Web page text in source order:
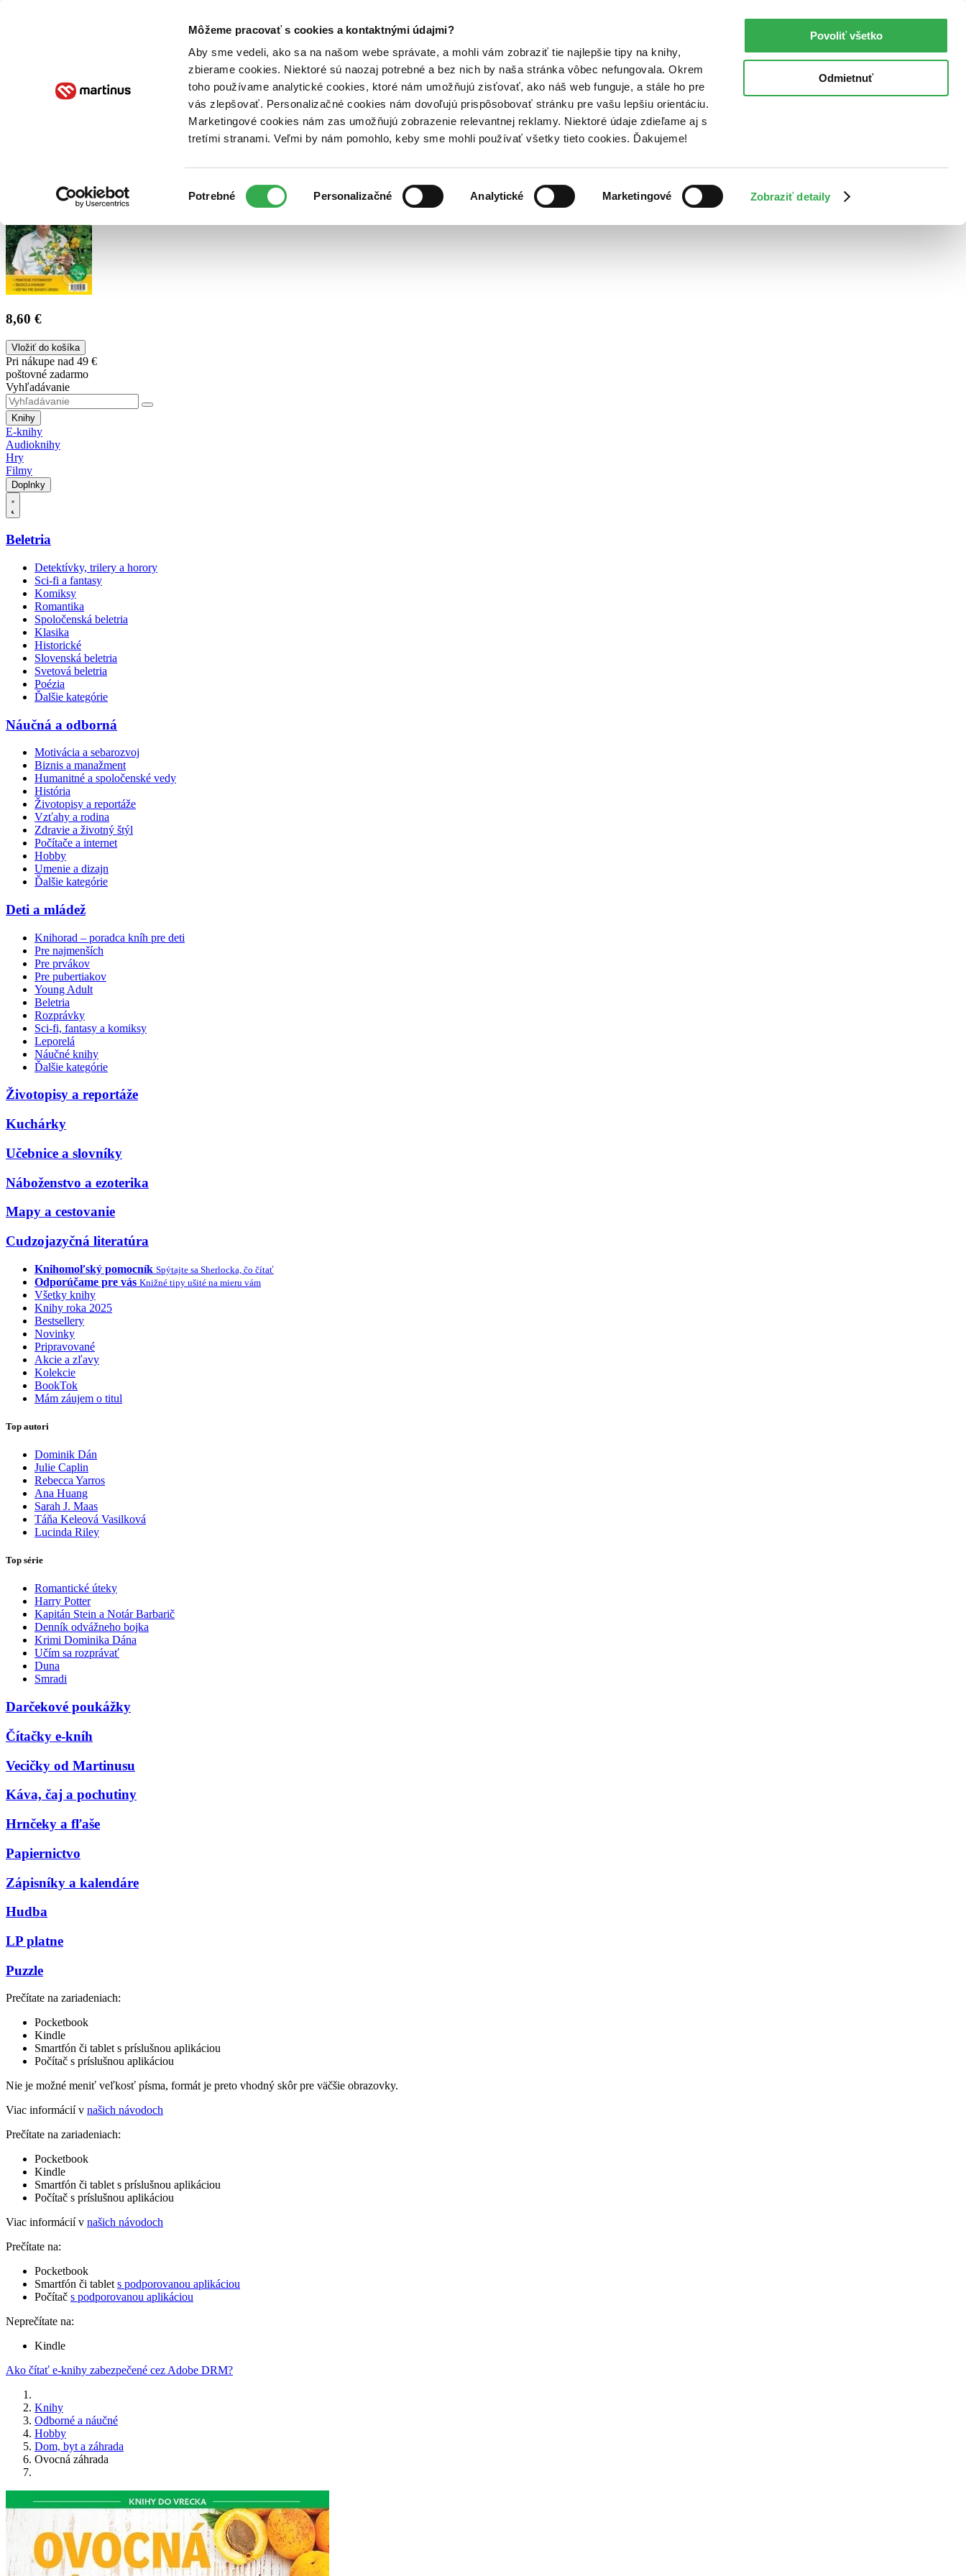
Môžeme pracovať s cookies a kontaktnými údajmi?
Aby sme vedeli, ako sa na našom webe správate, a mohli vám zobraziť tie najlepšie tipy na knihy,
zbierame cookies. Niektoré sú naozaj potrebné a bez nich by naša stránka vôbec nefungovala. Okrem
toho používame analytické cookies, ktoré nám umožňujú zisťovať, ako náš web funguje, a stále ho pre
vás zlepšovať. Personalizačné cookies nám dovoľujú prispôsobovať stránku pre vašu lepšiu orientáciu.
Marketingové cookies nám zas umožňujú zobrazenie relevantnej reklamy. Niektoré údaje zdieľame aj s
tretími stranami. Veľmi by nám pomohlo, keby sme mohli používať všetky tieto cookies. Ďakujeme!
súhlasu
Potrebné Personalizačné Analytické Marketingové Zobraziť detaily
Povoliť všetko
Odmietnuť
Poukážky Kontakt
8,60 €
Vložiť do košíka
Pri nákupe nad 49 €
poštovné zadarmo
Vyhľadávanie
Knihy
E-knihy
Audioknihy
Hry
Filmy
Doplnky
Beletria
Detektívky, trilery a horory
Sci-fi a fantasy
Komiksy
Romantika
Spoločenská beletria
Klasika
Historické
Slovenská beletria
Svetová beletria
Poézia
Ďalšie kategórie
Náučná a odborná
Motivácia a sebarozvoj
Biznis a manažment
Humanitné a spoločenské vedy
História
Životopisy a reportáže
Vzťahy a rodina
Zdravie a životný štýl
Počítače a internet
Hobby
Umenie a dizajn
Ďalšie kategórie
Deti a mládež
Knihorad – poradca kníh pre deti
Pre najmenších
Pre prvákov
Pre pubertiakov
Young Adult
Beletria
Rozprávky
Sci-fi, fantasy a komiksy
Leporelá
Náučné knihy
Ďalšie kategórie
Životopisy a reportáže
Kuchárky
Učebnice a slovníky
Náboženstvo a ezoterika
Mapy a cestovanie
Cudzojazyčná literatúra
Knihomoľský pomocník Spýtajte sa Sherlocka, čo čítať
Odporúčame pre vás Knižné tipy ušité na mieru vám
Všetky knihy
Knihy roka 2025
Bestsellery
Novinky
Pripravované
Akcie a zľavy
Kolekcie
BookTok
Mám záujem o titul
Top autori
Dominik Dán
Julie Caplin
Rebecca Yarros
Ana Huang
Sarah J. Maas
Táňa Keleová Vasilková
Lucinda Riley
Top série
Romantické úteky
Harry Potter
Kapitán Stein a Notár Barbarič
Denník odvážneho bojka
Krimi Dominika Dána
Učím sa rozprávať
Duna
Smradi
Darčekové poukážky
Čítačky e-kníh
Vecičky od Martinusu
Káva, čaj a pochutiny
Hrnčeky a fľaše
Papiernictvo
Zápisníky a kalendáre
Hudba
LP platne
Puzzle
Prečítate na zariadeniach:
Pocketbook
Kindle
Smartfón či tablet s príslušnou aplikáciou
Počítač s príslušnou aplikáciou
Nie je možné meniť veľkosť písma, formát je preto vhodný skôr pre väčšie obrazovky.
Viac informácií v našich návodoch
Prečítate na zariadeniach:
Pocketbook
Kindle
Smartfón či tablet s príslušnou aplikáciou
Počítač s príslušnou aplikáciou
Viac informácií v našich návodoch
Prečítate na:
Pocketbook
Smartfón či tablet s podporovanou aplikáciou
Počítač s podporovanou aplikáciou
Neprečítate na:
Kindle
Ako čítať e-knihy zabezpečené cez Adobe DRM?
Knihy
Odborné a náučné
Hobby
Dom, byt a záhrada
Ovocná záhrada